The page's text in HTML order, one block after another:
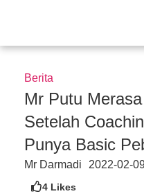
content
Berita
Mr Putu
Setelah
Punya Basic
Mr Darmadi 2022-02-
4Likes